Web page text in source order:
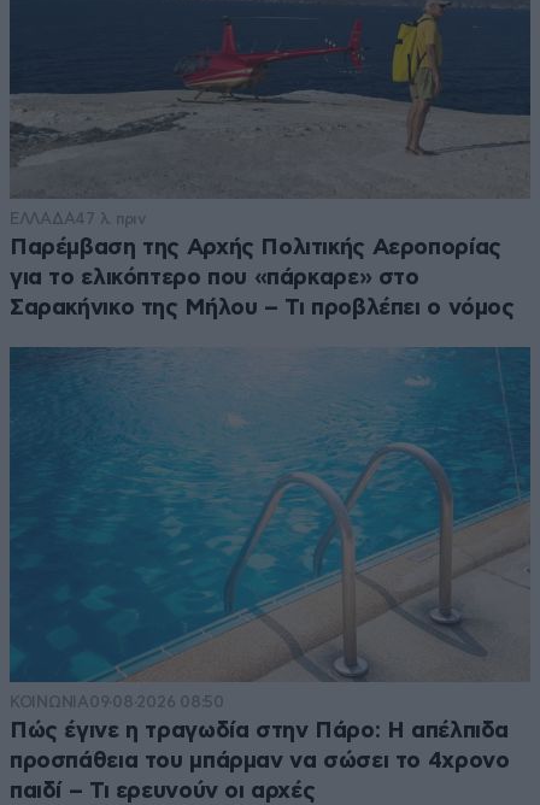
ΕΛΛΑΔΑ47 λ. πριν
Παρέμβαση της Αρχής Πολιτικής Αεροπορίας
για το ελικόπτερο που «πάρκαρε» στο
Σαρακήνικο της Μήλου – Τι προβλέπει ο νόμος
ΚΟΙΝΩΝΙΑ09·08·2026 08:50
Πώς έγινε η τραγωδία στην Πάρο: Η απέλπιδα
προσπάθεια του μπάρμαν να σώσει το 4χρονο
παιδί – Τι ερευνούν οι αρχές